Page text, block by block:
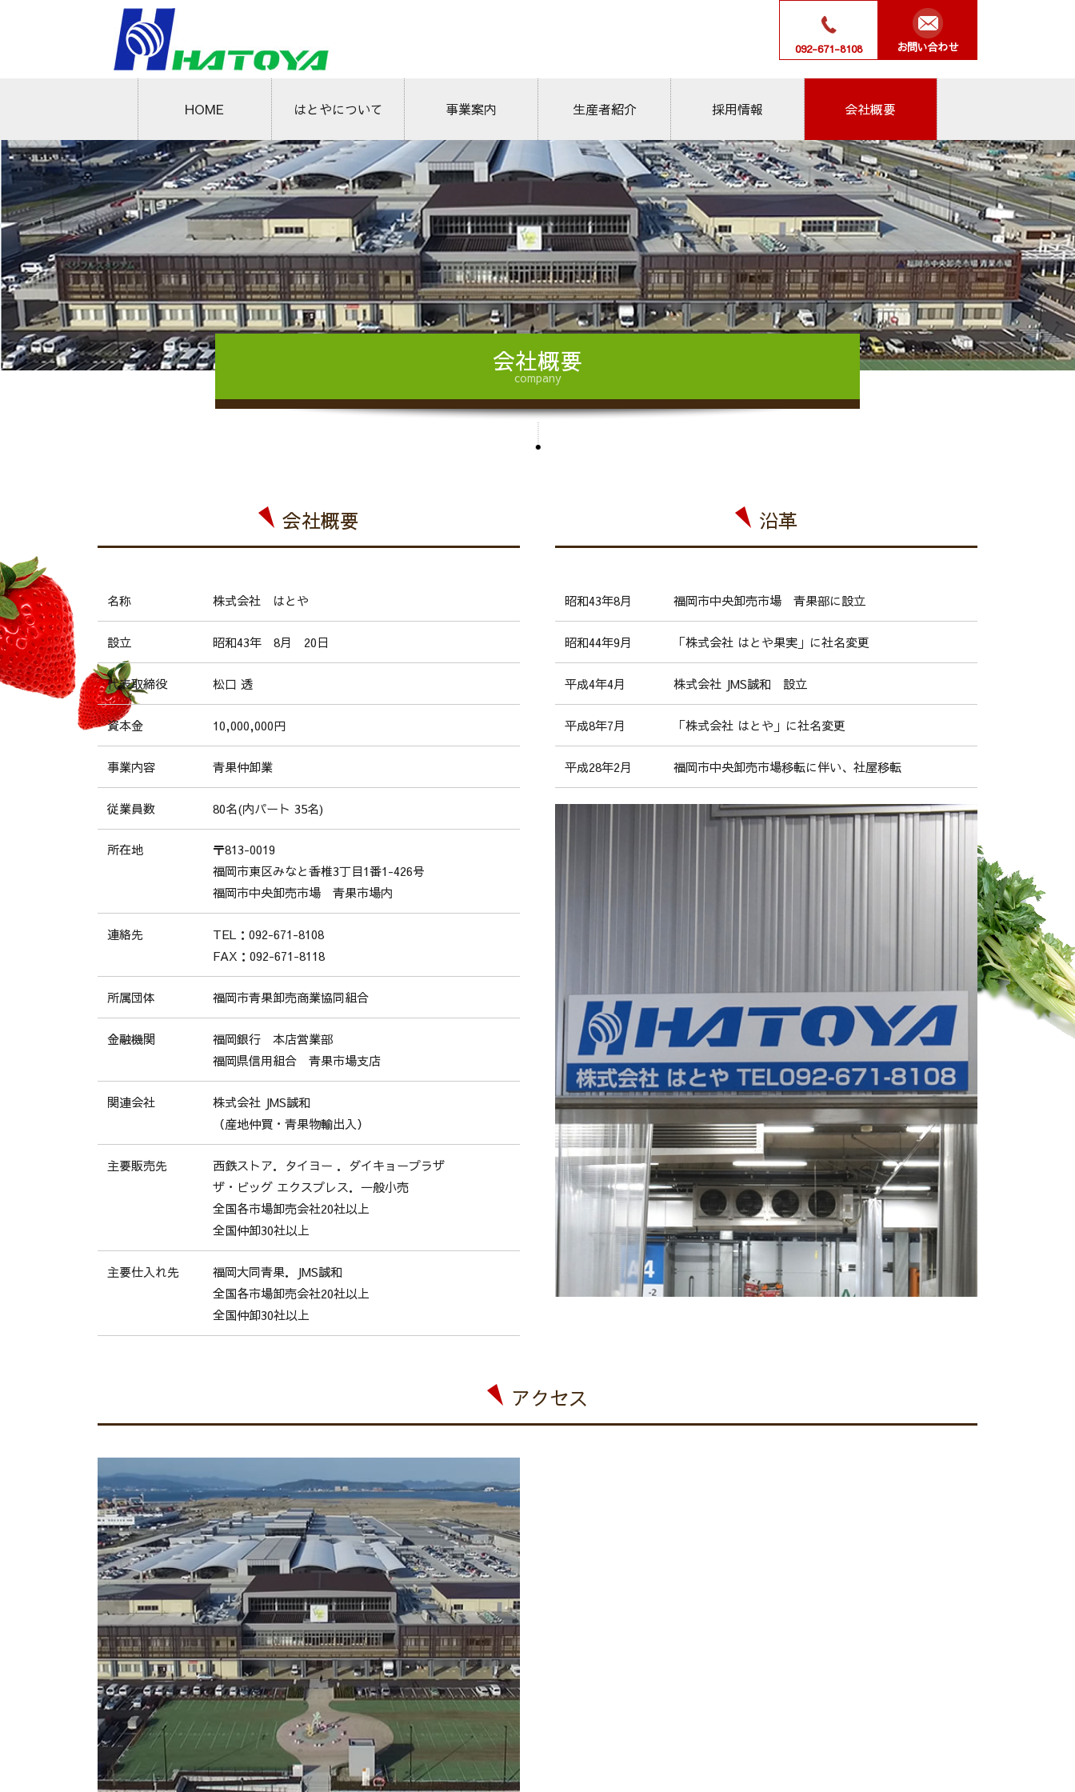
092-671-8108 お問い合わせ
HOME はとやについて 事業案内 生産者紹介 採用情報 会社概要
会社概要
company
会社概要
名称 株式会社 はとや
設立 昭和43年 8月 20日
代表取締役 松口 透
資本金 10,000,000円
事業内容 青果仲卸業
従業員数 80名(内パート 35名)
所在地 〒813-0019
福岡市東区みなと香椎3丁目1番1-426号
福岡市中央卸売市場 青果市場内
連絡先 TEL：092-671-8108
FAX：092-671-8118
所属団体 福岡市青果卸売商業協同組合
金融機関 福岡銀行 本店営業部
福岡県信用組合 青果市場支店
関連会社 株式会社 JMS誠和
（産地仲買・青果物輸出入）
主要販売先 西鉄ストア．タイヨー ．ダイキョープラザ
ザ・ビッグ エクスプレス．一般小売
全国各市場卸売会社20社以上
全国仲卸30社以上
主要仕入れ先 福岡大同青果．JMS誠和
全国各市場卸売会社20社以上
全国仲卸30社以上
沿革
昭和43年8月 福岡市中央卸売市場 青果部に設立
昭和44年9月 「株式会社 はとや果実」に社名変更
平成4年4月 株式会社 JMS誠和 設立
平成8年7月 「株式会社 はとや」に社名変更
平成28年2月 福岡市中央卸売市場移転に伴い、社屋移転
アクセス